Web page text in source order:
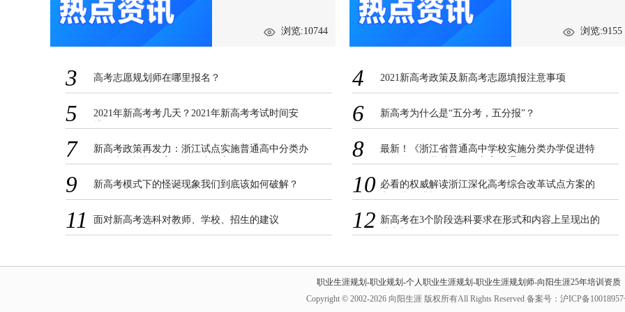
浏览:10744 浏览:9155
3 高考志愿规划师在哪里报名？ 4 2021新高考政策及新高考志愿填报注意事项
5
2021年新高考考几天？2021年新高考考试时间安
排！
6 新高考为什么是“五分考，五分报”？
7
新高考政策再发力：浙江试点实施普通高中分类办
学，生涯规划教育领域再注强心针
8
最新！《浙江省普通高中学校实施分类办学促进特
色发展的改革试点工作方案》通知
9 新高考模式下的怪诞现象我们到底该如何破解？ 10 必看的权威解读浙江深化高考综合改革试点方案的
六项具体措施！
11 面对新高考选科对教师、学校、招生的建议 12 新高考在3个阶段选科要求在形式和内容上呈现出的
特点与规律
职业生涯规划-职业规划-个人职业生涯规划-职业生涯规划师-向阳生涯25年培训资质
Copyright © 2002-2026 向阳生涯 版权所有All Rights Reserved 备案号：沪ICP备